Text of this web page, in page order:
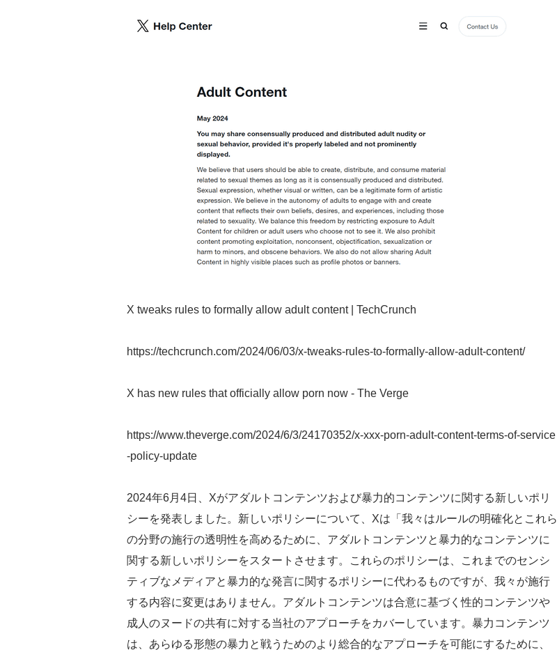
X tweaks rules to formally allow adult content | TechCrunch
https://techcrunch.com/2024/06/03/x-tweaks-rules-to-formally-allow-adult-content/
X has new rules that officially allow porn now - The Verge
https://www.theverge.com/2024/6/3/24170352/x-xxx-porn-adult-content-terms-of-service
-policy-update
2024年6月4日、Xがアダルトコンテンツおよび暴力的コンテンツに関する新しいポリ
シーを発表しました。新しいポリシーについて、Xは「我々はルールの明確化とこれら
の分野の施行の透明性を高めるために、アダルトコンテンツと暴力的なコンテンツに
関する新しいポリシーをスタートさせます。これらのポリシーは、これまでのセンシ
ティブなメディアと暴力的な発言に関するポリシーに代わるものですが、我々が施行
する内容に変更はありません。アダルトコンテンツは合意に基づく性的コンテンツや
成人のヌードの共有に対する当社のアプローチをカバーしています。暴力コンテンツ
は、あらゆる形態の暴力と戦うためのより総合的なアプローチを可能にするために、